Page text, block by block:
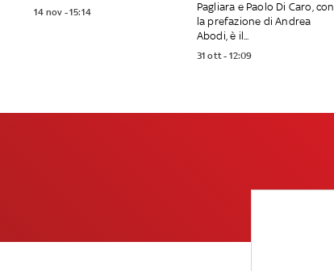
14 nov - 15:14
Pagliara e Paolo Di Caro, con
la prefazione di Andrea
Abodi, è il...
31 ott - 12:09